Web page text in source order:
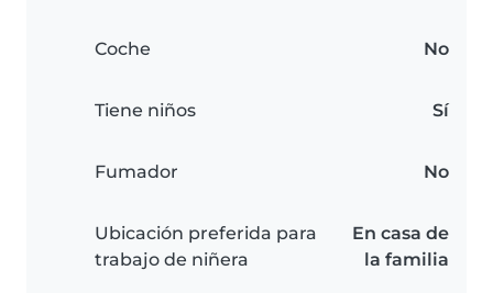
Coche No
Tiene niños Sí
Fumador No
Ubicación preferida para
trabajo de niñera
En casa de
la familia